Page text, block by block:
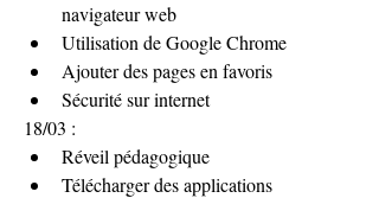
navigateur web
Utilisation de Google Chrome
Ajouter des pages en favoris
Sécurité sur internet
18/03 :
Réveil pédagogique
Télécharger des applications